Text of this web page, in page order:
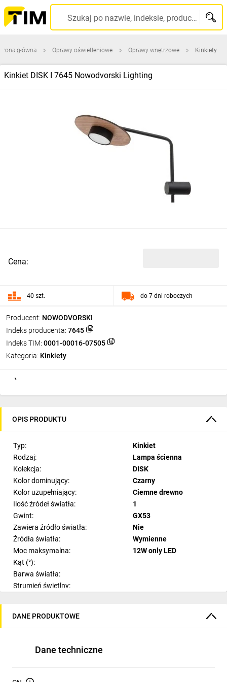
Szukaj po nazwie, indeksie, producencie, kodzie kreskowym...
główna Oprawy oświetleniowe Oprawy wnętrzowe Kinkiety
Kinkiet DISK I 7645 Nowodvorski Lighting
Producent: NOWODVORSKI
Indeks producenta: 7645
Indeks TIM: 0001-00016-07505
Kategoria: Kinkiety
Cena:
40 szt. do 7 dni roboczych
OPIS PRODUKTU
Typ:
Kinkiet
Rodzaj:
Lampa ścienna
Kolekcja:
DISK
Kolor dominujący:
Czarny
Kolor uzupełniający:
Ciemne drewno
Ilość źródeł światła:
1
Gwint:
GX53
Zawiera źródło światła:
Nie
Źródła światła:
Wymienne
Moc maksymalna:
12W only LED
Kąt (°):
Barwa światła:
Strumień świetlny:
Materiał dodatkowy:
Szerokość:
Modyfikacja wysokości:
DANE PRODUKTOWE
Dane techniczne